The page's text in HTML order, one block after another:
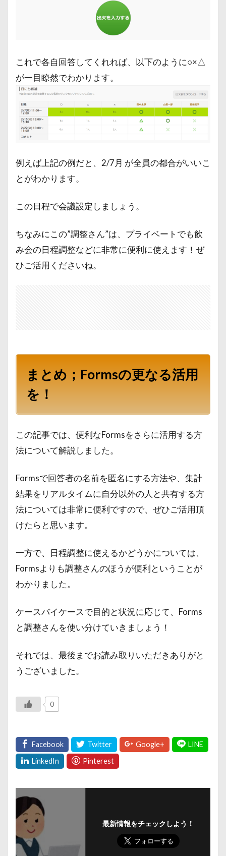
これで各自回答してくれれば、以下のように○×△
が一目瞭然でわかります。
例えば上記の例だと、2/7月 が全員の都合がいいこ
とがわかります。
この日程で会議設定しましょう。
ちなみにこの”調整さん”は、プライベートでも飲
み会の日程調整などに非常に便利に使えます！ぜ
ひご活用くださいね。
まとめ；Formsの更なる活用
を！
この記事では、便利なFormsをさらに活用する方
法について解説しました。
Formsで回答者の名前を匿名にする方法や、集計
結果をリアルタイムに自分以外の人と共有する方
法については非常に便利ですので、ぜひご活用頂
けたらと思います。
一方で、日程調整に使えるかどうかについては、
Formsよりも調整さんのほうが便利ということが
わかりました。
ケースバイケースで目的と状況に応じて、Forms
と調整さんを使い分けていきましょう！
それでは、最後までお読み取りいただきありがと
うございました。
0
最新情報をチェックしよう！